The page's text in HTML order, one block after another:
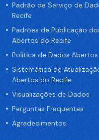
Padrão de Serviço de
Recife
Padrões de Publicação
Abertos do Recife
Política de Dados
Sistemática de
Abertos do Recife
Visualizações de Dados
Perguntas Frequentes
Agradecimentos